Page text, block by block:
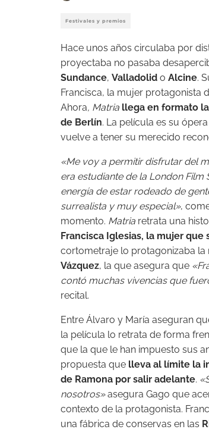
Festivales y premios
Hace unos años circulaba por
proyectaba no pasaba
Sundance, Valladolid o Alcine.
Francisca, la mujer protagonista
Ahora, Matria llega en formato
de Berlín. La película es su
vuelve a tener su merecido
«Me voy a permitir disfrutar del
era estudiante de la London
energía de estar rodeado de
surrealista y muy especial»,
momento. Matria retrata una
Francisca Iglesias, la mujer
cortometraje lo protagonizaba la
Vázquez, la que asegura que
contó muchas vivencias que
recital.
Entre Álvaro y María aseguran
la película lo retrata de forma
que la que le han impuesto sus
propuesta que lleva al límite la
de Ramona por salir adelante.
nosotros»asegura Gago que
contexto de la protagonista.
una fábrica de conservas en las